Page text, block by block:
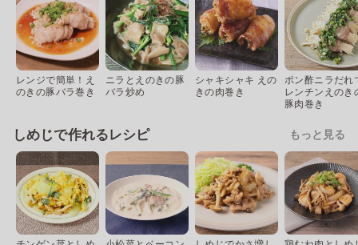
レンジで簡単！え
のきの豚バラ巻き
ニラとえのきの豚
バラ炒め
シャキシャキ えの
きの肉巻き
ポン酢ニラだれ
レンチンえのき
豚肉巻き
しめじで作れるレシピ もっと見る